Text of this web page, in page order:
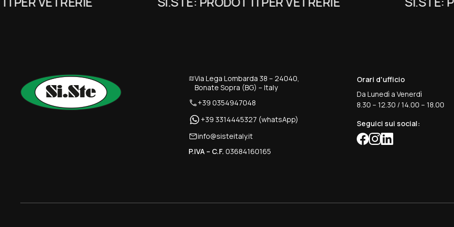
Via Lega Lombarda 38 – 24040,
Bonate Sopra (BG) – Italy
+39 0354947048
+39 3314445327 (whatsApp)
info@sisteitaly.it
P.IVA – C.F. 03684160165
Orari d'ufficio
Da Lunedì a Venerdì
8.30 – 12.30 / 14.00 – 18.00
Seguici sui social: